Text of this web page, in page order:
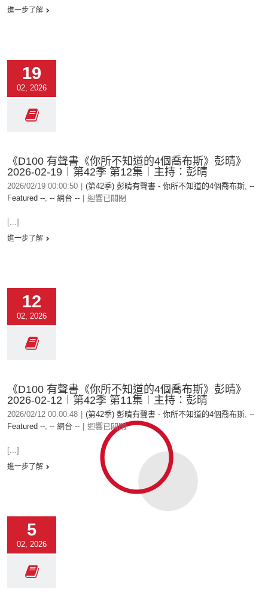
進一步了解
19
02, 2026
《D100 有聲書《你所不知道的4個喬布斯》彭晴》
2026-02-19︱第42季 第12集︱主持：彭晴
2026/02/19 00:00:50 (第42季) 彭晴有聲書 - 你所不知道的4個喬布斯, --
Featured --, -- 網台 -- 迴響已關閉
[...]
進一步了解
12
02, 2026
《D100 有聲書《你所不知道的4個喬布斯》彭晴》
2026-02-12︱第42季 第11集︱主持：彭晴
2026/02/12 00:00:48 (第42季) 彭晴有聲書 - 你所不知道的4個喬布斯, --
Featured --, -- 網台 -- 迴響已關閉
[...]
進一步了解
5
02, 2026